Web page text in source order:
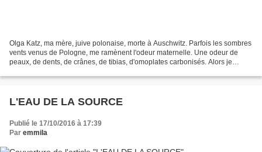
Olga Katz, ma mère, juive polonaise, morte à Auschwitz. Parfois les sombres
vents venus de Pologne, me ramènent l'odeur maternelle. Une odeur de
peaux, de dents, de crânes, de tibias, d'omoplates carbonisés. Alors je
L'EAU DE LA SOURCE
Publié le 17/10/2016 à 17:39
Par emmila